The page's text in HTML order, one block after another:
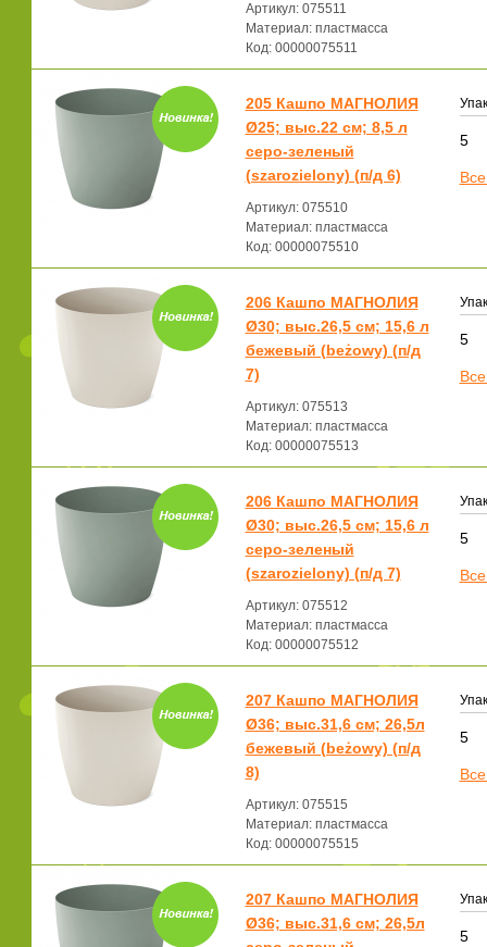
Артикул: 075511
Материал: пластмасса
Код: 00000075511
205 Кашпо МАГНОЛИЯ
Ø25; выс.22 см; 8,5 л
серо-зеленый
(szarozielony) (п/д 6)
Артикул: 075510
Материал: пластмасса
Код: 00000075510
5
206 Кашпо МАГНОЛИЯ
Ø30; выс.26,5 см; 15,6 л
бежевый (beżowy) (п/д
7)
Артикул: 075513
Материал: пластмасса
Код: 00000075513
5
206 Кашпо МАГНОЛИЯ
Ø30; выс.26,5 см; 15,6 л
серо-зеленый
(szarozielony) (п/д 7)
Артикул: 075512
Материал: пластмасса
Код: 00000075512
5
207 Кашпо МАГНОЛИЯ
Ø36; выс.31,6 см; 26,5л
бежевый (beżowy) (п/д
8)
Артикул: 075515
Материал: пластмасса
Код: 00000075515
5
207 Кашпо МАГНОЛИЯ
Ø36; выс.31,6 см; 26,5л
5